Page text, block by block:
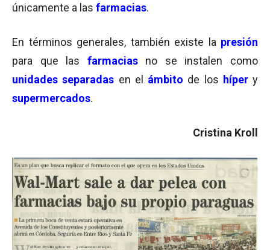
únicamente a las farmacias.
En términos generales, también existe la presión
para que las farmacias
no se instalen como
unidades separadas en el ámbito de los híper y
supermercados.
Cristina Kroll